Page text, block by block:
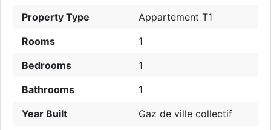
Property Type
Appartement T1
Rooms
1
Bedrooms
1
Bathrooms
1
Year Built
Gaz de ville collectif